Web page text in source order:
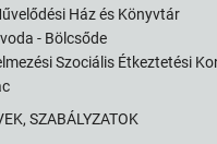
Ház és Könyvtár
- Bölcsőde
Szociális Étkeztetési
SZABÁLYZATOK